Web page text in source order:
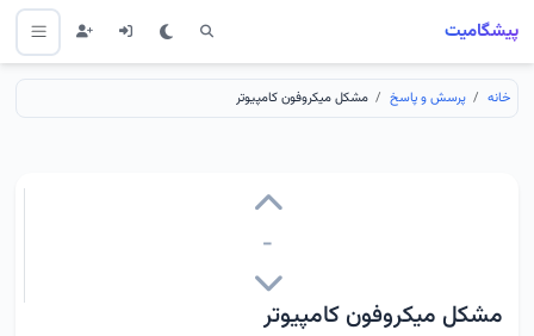
پیشگامیت
خانه پرسش و پاسخ مشکل میکروفون کامپیوتر
-
مشکل میکروفون کامپیوتر